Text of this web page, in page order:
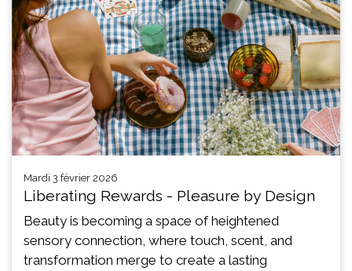
mardi 3 février 2026
Liberating Rewards - Pleasure by Design
Beauty is becoming a space of heightened
sensory connection, where touch, scent, and
transformation merge to create a lasting